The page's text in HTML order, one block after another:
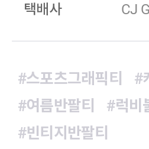
택배사
CJ
#스포츠그래픽티 #
#여름반팔티
#럭비
#빈티지반팔티